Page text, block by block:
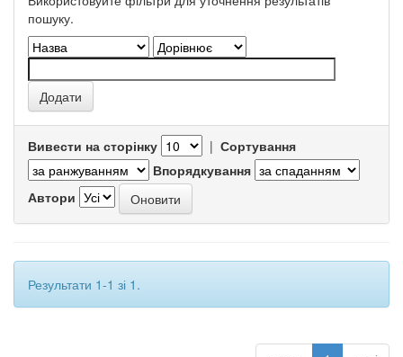
пошуку.
Вивести на сторінку | Сортування
Впорядкування
Автори
Результати 1-1 зі 1.